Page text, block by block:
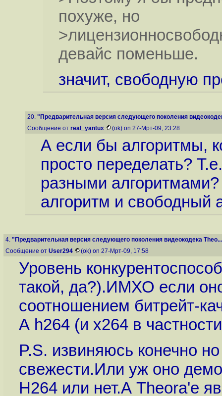
похуже, но
девайс поменьше.
значит, свободную
20. "Предварительная версия следующего поколения
Сообщение от real_yantux (ok) on 27-Мрт-09, 23:28
А если бы алгоритмы,
просто переделать?
разными
алгоритм и свободный
4. "Предварительная версия следующего поколения видеокодека
Сообщение от User294 (ok) on 27-Мрт-09, 17:58
Уровень
такой, да?).ИМХО если
соотношением битрейт-
А h264 (и х264 в
P.S. извиняюсь конечно
свежести.Или уж оно
H264 или нет.А Theora'е